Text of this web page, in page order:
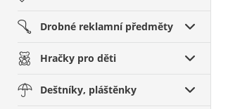
Drobné reklamní předměty
Hračky pro děti
Deštníky, pláštěnky